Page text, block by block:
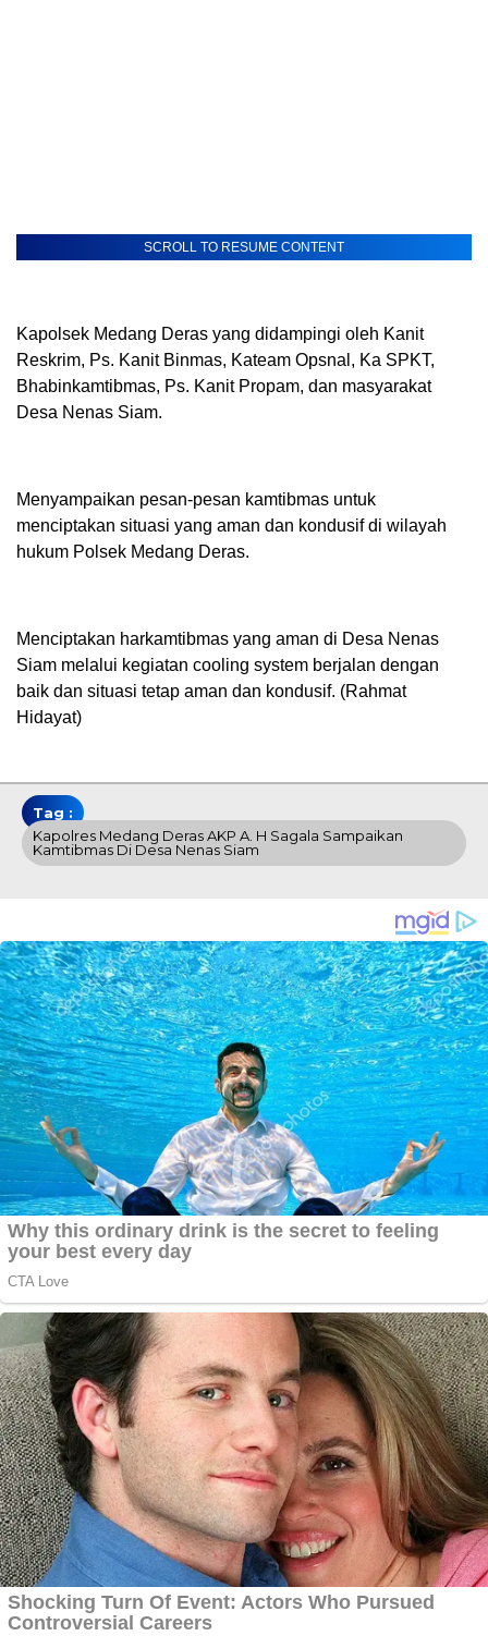
SCROLL TO RESUME CONTENT
Kapolsek Medang Deras yang didampingi oleh Kanit
Reskrim, Ps. Kanit Binmas, Kateam Opsnal, Ka SPKT,
Bhabinkamtibmas, Ps. Kanit Propam, dan masyarakat
Desa Nenas Siam.
Menyampaikan pesan-pesan kamtibmas untuk
menciptakan situasi yang aman dan kondusif di wilayah
hukum Polsek Medang Deras.
Menciptakan harkamtibmas yang aman di Desa Nenas
Siam melalui kegiatan cooling system berjalan dengan
baik dan situasi tetap aman dan kondusif. (Rahmat
Hidayat)
Tag :
Kapolres Medang Deras AKP A. H Sagala Sampaikan
Kamtibmas Di Desa Nenas Siam